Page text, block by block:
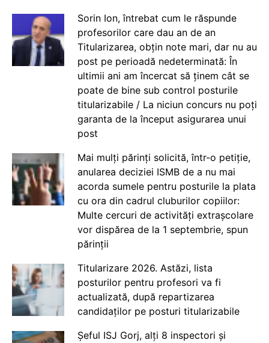
Sorin Ion, întrebat cum le răspunde
profesorilor care dau an de an
Titularizarea, obțin note mari, dar nu au
post pe perioadă nedeterminată: În
ultimii ani am încercat să ținem cât se
poate de bine sub control posturile
titularizabile / La niciun concurs nu poți
garanta de la început asigurarea unui
post
Mai mulți părinți solicită, într-o petiție,
anularea deciziei ISMB de a nu mai
acorda sumele pentru posturile la plata
cu ora din cadrul cluburilor copiilor:
Multe cercuri de activități extrașcolare
vor dispărea de la 1 septembrie, spun
părinții
Titularizare 2026. Astăzi, lista
posturilor pentru profesori va fi
actualizată, după repartizarea
candidaților pe posturi titularizabile
Șeful ISJ Gorj, alți 8 inspectori și